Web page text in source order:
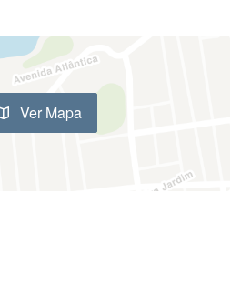
Ver Mapa